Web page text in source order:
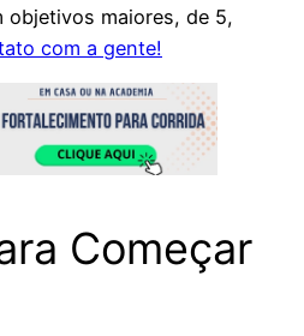
objetivos maiores, de 5,
com a gente!
Começar